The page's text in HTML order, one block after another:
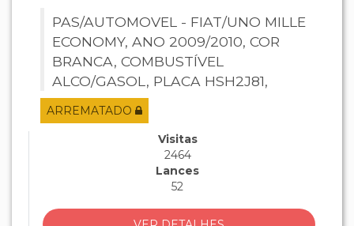
PAS/AUTOMOVEL - FIAT/UNO MILLE
ECONOMY, ANO 2009/2010, COR
BRANCA, COMBUSTÍVEL
ALCO/GASOL, PLACA HSH2J81,
RENAVAM 135683858, CHASSI
9BD15822AA6268467, MOTOR
146E1011*8751415*.
ARREMATADO
Visitas
2464
Lances
52